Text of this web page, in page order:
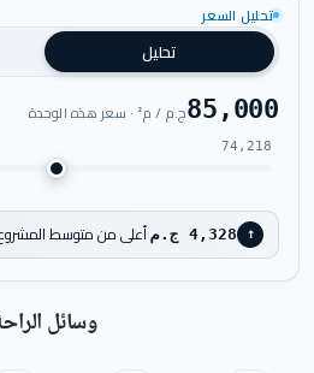
تحليل السعر
تحليل
85,000ج.م / م² · سعر هذه الوحدة
74,218
↑ 4,328 ج.م أعلى من متوسط
وسائل